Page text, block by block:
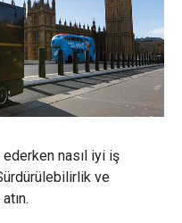
nasıl iyi iş
ve